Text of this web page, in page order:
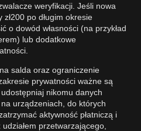
weryfikacji. Jeśli nowa
po długim okresie
o dowód własności (na przykład
lub dodatkowe
salda oraz ograniczenie
prywatności ważne są
nikomu danych
urządzeniach, do których
aktywność płatniczą i
przetwarzającego,